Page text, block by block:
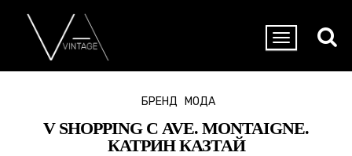
БРЕНД МОДА
V SHOPPING С AVE. MONTAIGNE.
КАТРИН КАЗТАЙ